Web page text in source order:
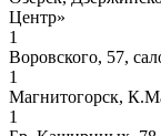
Центр»
1
Воровского, 57,
1
Магнитогорск,
1